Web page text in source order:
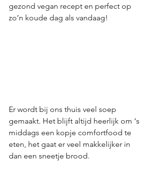
gezond vegan recept en perfect op
zo’n koude dag als vandaag!
Er wordt bij ons thuis veel soep
gemaakt. Het blijft altijd heerlijk om ‘s
middags een kopje comfortfood te
eten, het gaat er veel makkelijker in
dan een sneetje brood.